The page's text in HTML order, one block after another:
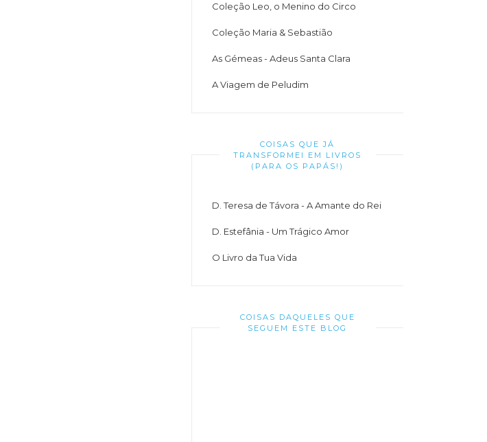
Coleção Leo, o Menino do Circo
Coleção Maria & Sebastião
As Gémeas - Adeus Santa Clara
A Viagem de Peludim
COISAS QUE JÁ
TRANSFORMEI EM LIVROS
(PARA OS PAPÁS!)
D. Teresa de Távora - A Amante do Rei
D. Estefânia - Um Trágico Amor
O Livro da Tua Vida
COISAS DAQUELES QUE
SEGUEM ESTE BLOG